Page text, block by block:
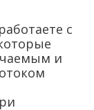
с
и